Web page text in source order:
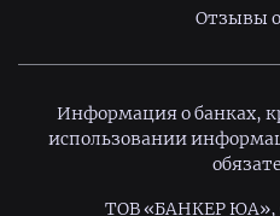
Отзывы
Информация о банках,
использовании
ТОВ «БАНКЕР ЮА»,